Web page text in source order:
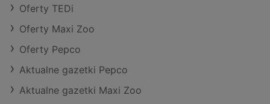
Oferty TEDi
Oferty Maxi Zoo
Oferty Pepco
Aktualne gazetki Pepco
Aktualne gazetki Maxi Zoo